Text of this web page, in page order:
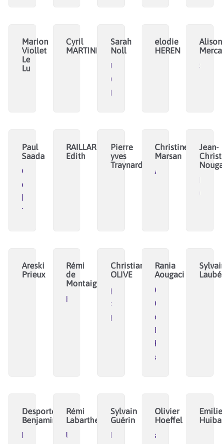
Marion
Viollet
Le
Lu
Cyril
MARTINIE
Sarah
Noll
UBO
Open
Factory
elodie
HEREN
Alison
Paul
Saada
Campus
de
Transition
RAILLARD
Edith
Pierre
yves
Traynard
Christine
Marsan
Alter'Coop
Jean-
Areski
Prieux
Rémi
de
Montaigne
Reseco
Christian
OLIVE
plateforme
:
postcroissance.org
Rania
Aougaci
Conciergerie
Citoyenne
d'Air
Bel
https://conciergerie-
airbel.org/
Laubé
Desportes
Benjamin
Regain-
Rémi
Labarthe
UMR
Sylvain
Guérin
IMT
Olivier
Hoeffel
Emilie